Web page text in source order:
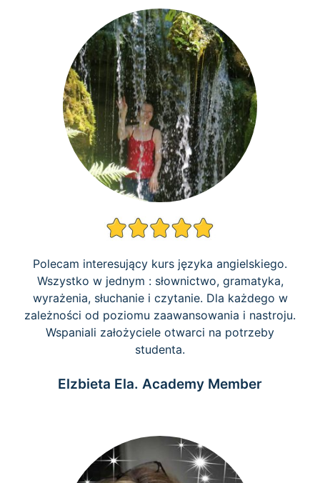
Polecam interesujący kurs języka angielskiego.
Wszystko w jednym : słownictwo, gramatyka,
wyrażenia, słuchanie i czytanie. Dla każdego w
zależności od poziomu zaawansowania i nastroju.
Wspaniali założyciele otwarci na potrzeby
studenta.
Elzbieta Ela. Academy Member